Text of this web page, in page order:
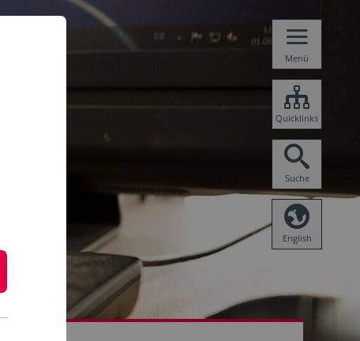
Menü
Quicklinks
Suche
English